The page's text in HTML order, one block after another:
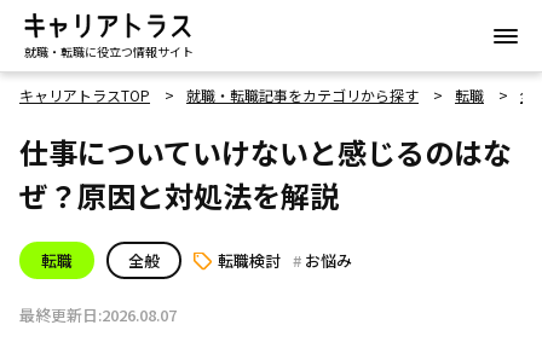
就職・転職に役立つ情報サイト
キャリアトラスTOP 就職・転職記事をカテゴリから探す 転職 全
仕事についていけないと感じるのはな
ぜ？原因と対処法を解説
転職 全般 転職検討 お悩み
最終更新日:2026.08.07